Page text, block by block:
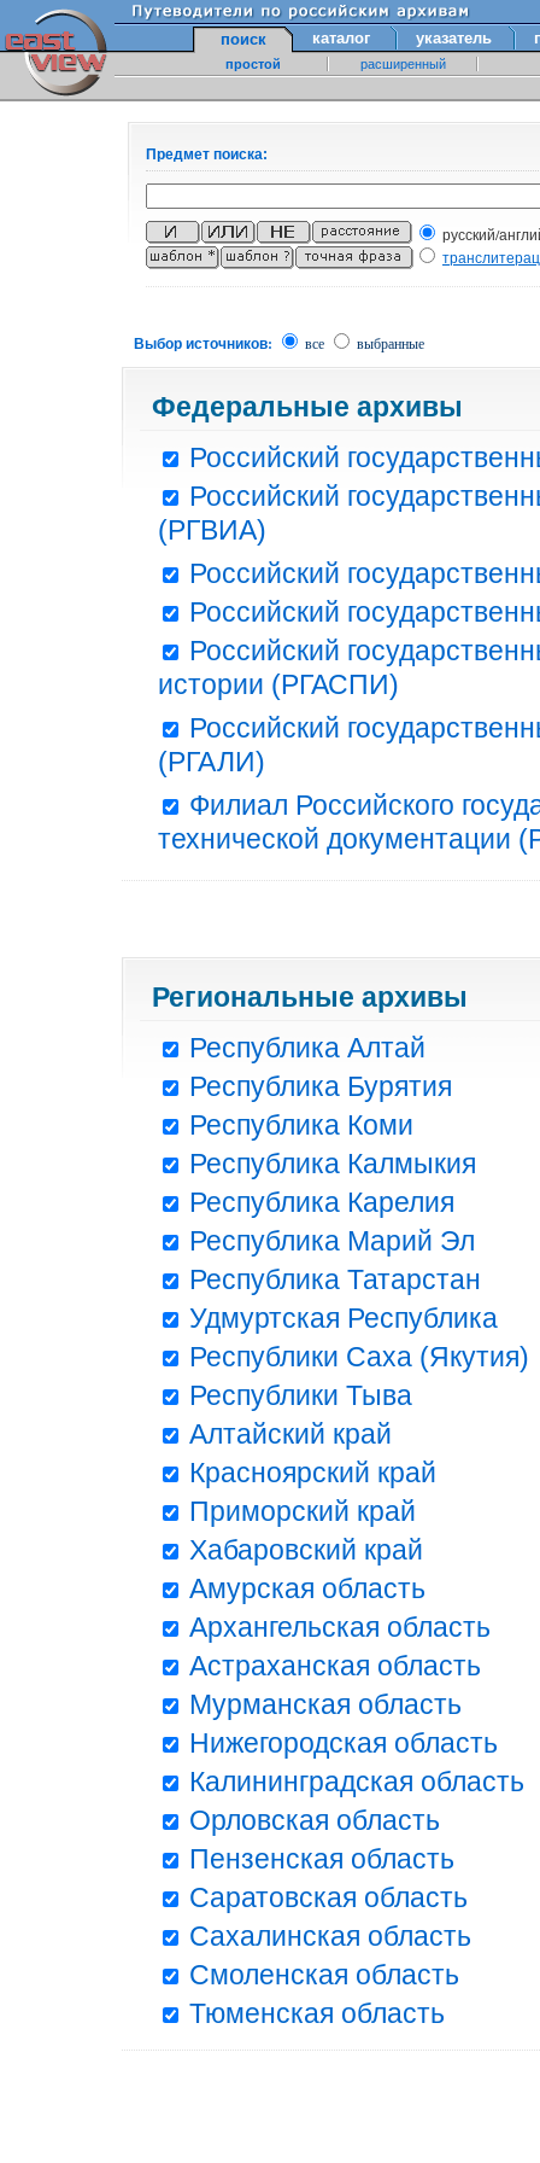
поиск каталог указатель
простой расширенный
Предмет поиска:
русский/
Выбор источников: все выбранные
Федеральные архивы
Российский
Российский
(РГВИА)
Российский
Российский
Российский
истории (РГАСПИ)
Российский
(РГАЛИ)
Филиал Российского
технической документации
Региональные архивы
Республика Алтай
Республика Бурятия
Республика Коми
Республика Калмыкия
Республика Карелия
Республика Марий Эл
Республика Татарстан
Удмуртская Республика
Республики Саха (Якутия)
Республики Тыва
Алтайский край
Красноярский край
Приморский край
Хабаровский край
Амурская область
Архангельская область
Астраханская область
Мурманская область
Нижегородская область
Калининградская область
Орловская область
Пензенская область
Саратовская область
Сахалинская область
Смоленская область
Тюменская область